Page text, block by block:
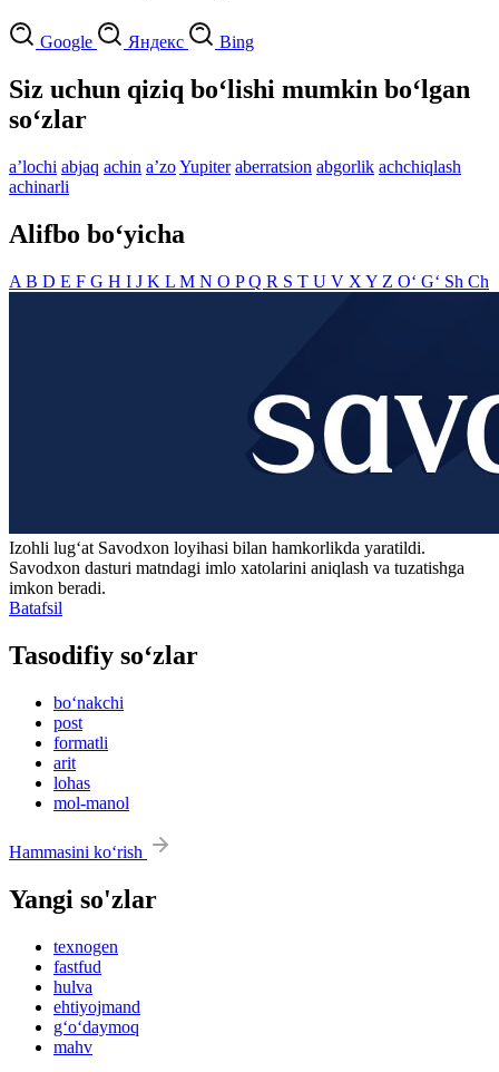
Google Яндекс Bing
Siz uchun qiziq bo‘lishi mumkin bo‘lgan
so‘zlar
aʼlochi abjaq achin aʼzoYupiter aberratsion abgorlik achchiqlash
achinarli
Alifbo bo‘yicha
A B D E F G H I J K L M N O PQ R S T U V X Y Z O‘ G‘ Sh Ch
Izohli lugʻat Savodxon loyihasi bilan hamkorlikda yaratildi.
Savodxon dasturi matndagi imlo xatolarini aniqlash va tuzatishga
imkon beradi.
Batafsil
Tasodifiy so‘zlar
bo‘nakchi
post
formatli
arit
lohas
mol-manol
Hammasini ko‘rish
Yangi so'zlar
texnogen
fastfud
hulva
ehtiyojmand
g‘o‘daymoq
mahv